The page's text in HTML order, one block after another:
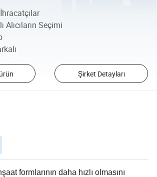
Alıcıların Seçimi
Şirket Detayları
formlarının daha hızlı olmasını